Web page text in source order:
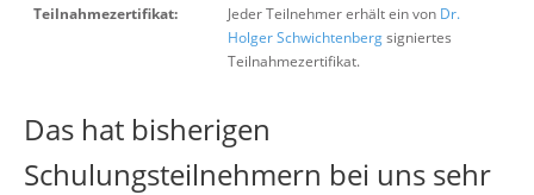
Teilnahmezertifikat: Jeder Teilnehmer erhält ein von Dr.
Holger Schwichtenbergsigniertes
Teilnahmezertifikat.
Das hat bisherigen
Schulungsteilnehmern bei uns sehr